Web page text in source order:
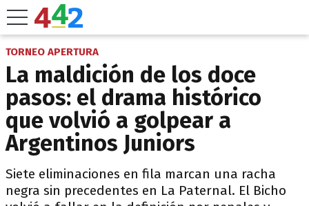
TORNEO APERTURA
La maldición de los doce
pasos: el drama histórico
que volvió a golpear a
Argentinos Juniors
Siete eliminaciones en fila marcan una racha
negra sin precedentes en La Paternal. El Bicho